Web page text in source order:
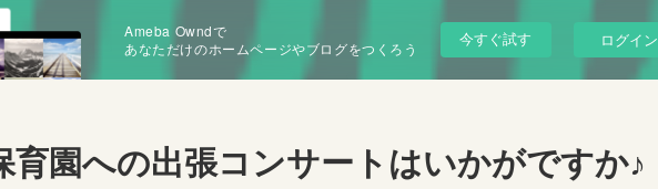
Ameba Owndで
あなただけのホームページやブログをつくろう
今すぐ試す ログイン
育園への出張コンサートはいかがですか♪